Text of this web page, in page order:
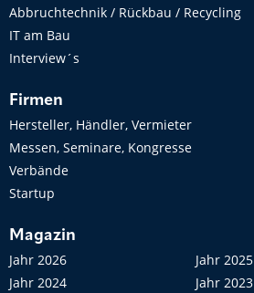
Abbruchtechnik / Rückbau / Recycling
IT am Bau
Interview´s
Firmen
Hersteller, Händler, Vermieter
Messen, Seminare, Kongresse
Verbände
Startup
Magazin
Jahr 2026
Jahr 2025
Jahr 2024
Jahr 2023